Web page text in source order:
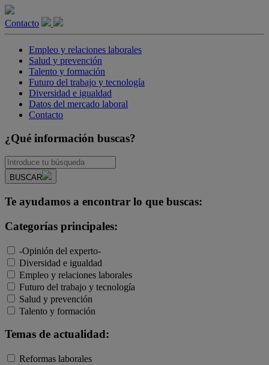
Contacto
Empleo y relaciones laborales
Salud y prevención
Talento y formación
Futuro del trabajo y tecnología
Diversidad e igualdad
Datos del mercado laboral
Contacto
¿Qué información buscas?
BUSCAR
Te ayudamos a encontrar lo que buscas:
Categorías principales:
-Opinión del experto-
Diversidad e igualdad
Empleo y relaciones laborales
Futuro del trabajo y tecnología
Salud y prevención
Talento y formación
Temas de actualidad:
Reformas laborales